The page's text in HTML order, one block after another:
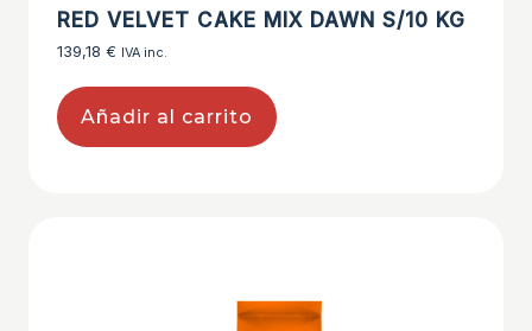
RED VELVET CAKE MIX DAWN S/10 KG
139,18 € IVA inc.
Añadir al carrito